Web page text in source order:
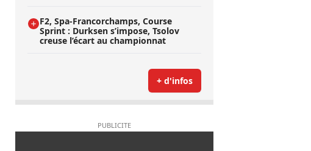
F2, Spa-Francorchamps, Course
Sprint : Durksen s’impose, Tsolov
creuse l’écart au championnat
+ d'infos